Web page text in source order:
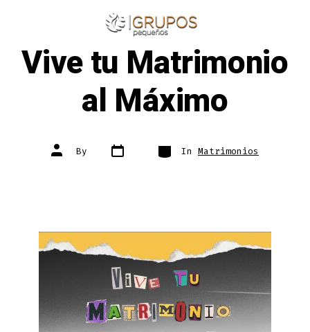
contentVive tu Matrimonio
al Máximo
Post
author
By Post
date
Categories
In Matrimonios